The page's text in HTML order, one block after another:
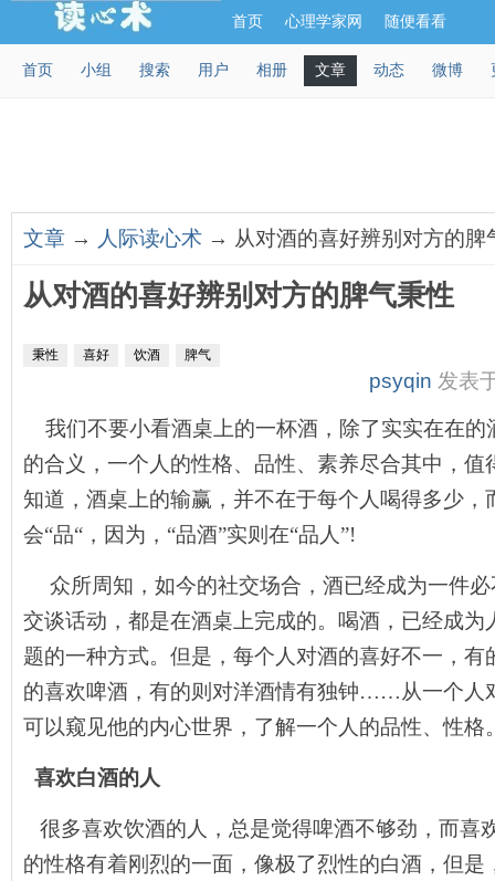
首页 心理学家网 随便看看
首页 小组 搜索 用户 相册 文章 动态 微博
文章 → 人际读心术 → 从对酒的喜好辨别对方的脾
从对酒的喜好辨别对方的脾气秉性
秉性 喜好 饮酒 脾气
psyqin 发表
我们不要小看酒桌上的一杯酒，除了实实在在的
的合义，一个人的性格、品性、素养尽合其中，值
知道，酒桌上的输赢，并不在于每个人喝得多少，
会“品“，因为，“品酒”实则在“品人”!
众所周知，如今的社交场合，酒已经成为一件
交谈话动，都是在酒桌上完成的。喝酒，已经成为
题的一种方式。但是，每个人对酒的喜好不一，有
的喜欢啤酒，有的则对洋酒情有独钟……从一个人
可以窥见他的内心世界，了解一个人的品性、性格
喜欢白酒的人
很多喜欢饮酒的人，总是觉得啤酒不够劲，而喜
的性格有着刚烈的一面，像极了烈性的白酒，但是